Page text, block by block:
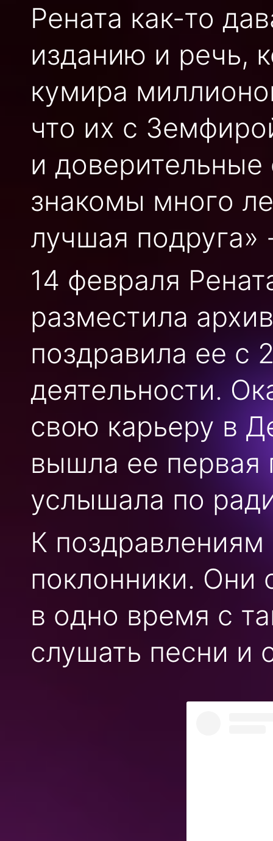
Рената как-то
изданию и речь,
кумира
что их с
и
знакомы много
лучшая подруга»
14 февраля
разместила
поздравила ее с
деятельности.
свою карьеру в
вышла ее первая
услышала по
К
поклонники. Они
в одно время с
слушать песни и